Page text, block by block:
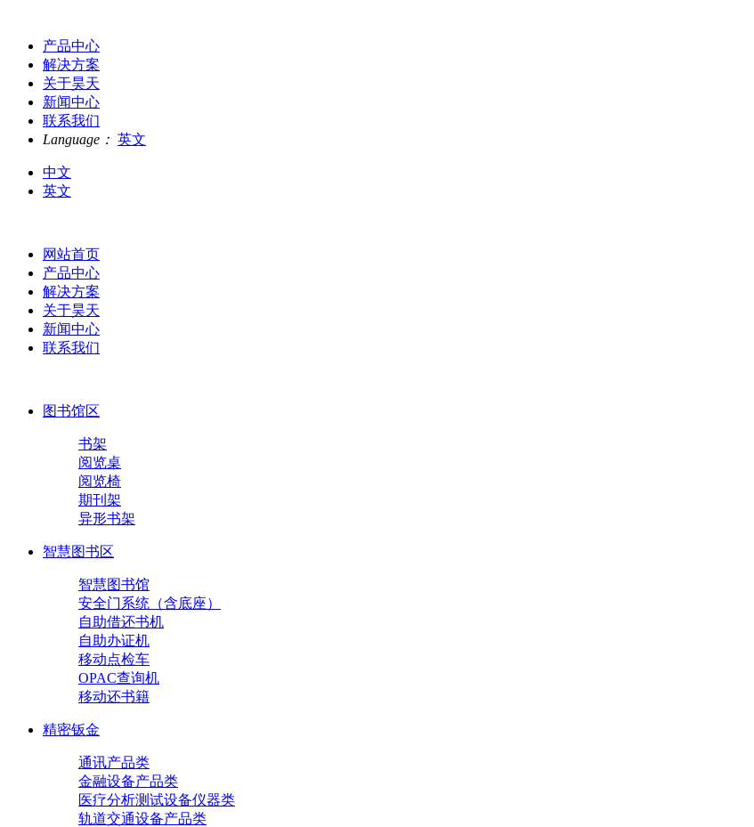
产品中心
解决方案
关于昊天
新闻中心
联系我们
Language： 英文
中文
英文
网站首页
产品中心
解决方案
关于昊天
新闻中心
联系我们
图书馆区
书架
阅览桌
阅览椅
期刊架
异形书架
智慧图书区
智慧图书馆
安全门系统（含底座）
自助借还书机
自助办证机
移动点检车
OPAC查询机
移动还书籍
精密钣金
通讯产品类
金融设备产品类
医疗分析测试设备仪器类
轨道交通设备产品类